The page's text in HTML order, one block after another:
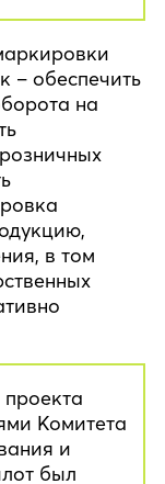
– обеспечить
на
в том
Комитета
и
был